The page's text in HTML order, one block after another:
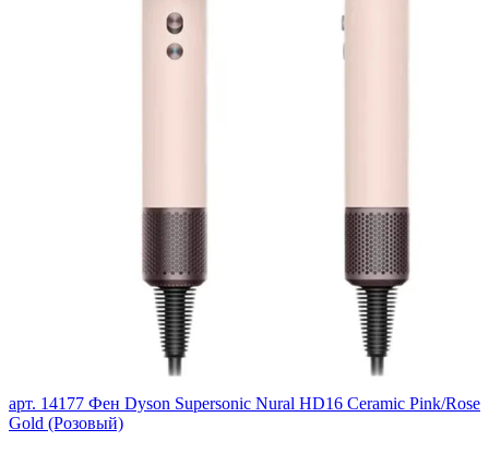
арт. 14177 Фен Dyson Supersonic Nural HD16 Ceramic Pink/Rose
Gold (Розовый)